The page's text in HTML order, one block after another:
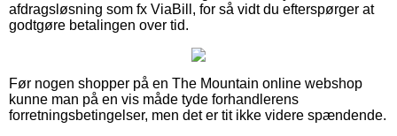
afdragsløsning som fx ViaBill, for så vidt du efterspørger at
godtgøre betalingen over tid.
Før nogen shopper på en The Mountain online webshop
kunne man på en vis måde tyde forhandlerens
forretningsbetingelser, men det er tit ikke videre spændende.